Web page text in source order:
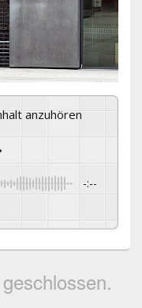
anzuhören
-:--